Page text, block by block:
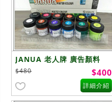
JANUA 老人牌 廣告顏料
30ml (12色)
$480 $400
詳細介紹